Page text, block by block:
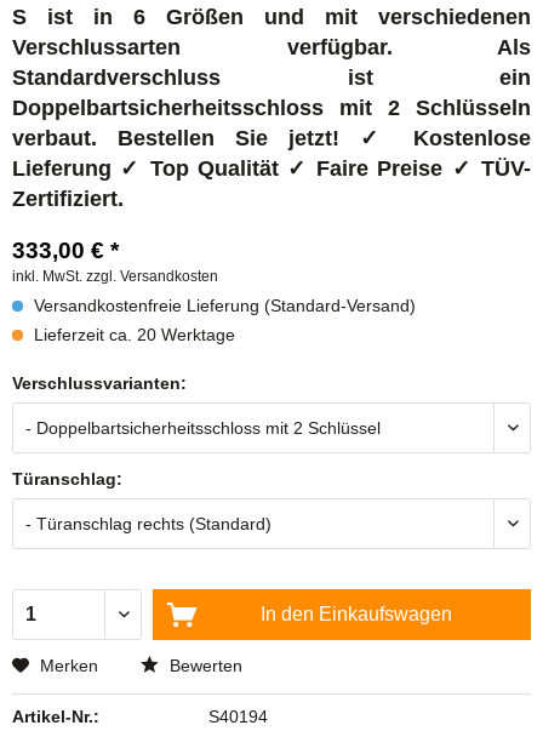
S ist in 6 Größen und mit verschiedenen
Verschlussarten verfügbar. Als
Standardverschluss ist ein
Doppelbartsicherheitsschloss mit 2 Schlüsseln
verbaut. Bestellen Sie jetzt! ✓ Kostenlose
Lieferung ✓ Top Qualität ✓ Faire Preise ✓ TÜV-
Zertifiziert.
333,00 € *
inkl. MwSt. zzgl. Versandkosten
Versandkostenfreie Lieferung (Standard-Versand)
Lieferzeit ca. 20 Werktage
Verschlussvarianten:
Türanschlag:
In den Einkaufswagen
Merken Bewerten
Artikel-Nr.: S40194